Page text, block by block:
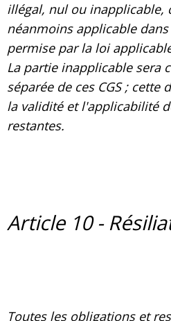
illégal, nul ou inapplicable,
néanmoins applicable
permise par la loi
La partie inapplicable sera
séparée de ces CGS ; cette
la validité et l'applicabilité
restantes.
Article 10 -
Toutes les obligations et